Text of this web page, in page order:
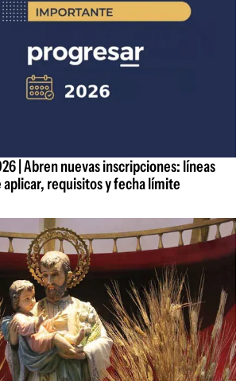
| Abren nuevas inscripciones: líneas
requisitos y fecha límite